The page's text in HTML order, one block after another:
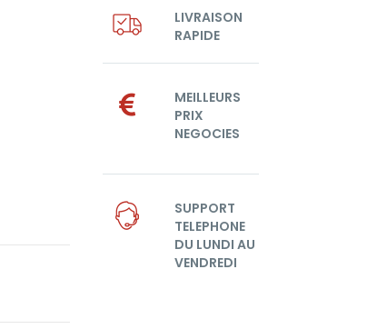
LIVRAISON
RAPIDE
MEILLEURS
PRIX
NEGOCIES
SUPPORT
TELEPHONE
DU LUNDI AU
VENDREDI